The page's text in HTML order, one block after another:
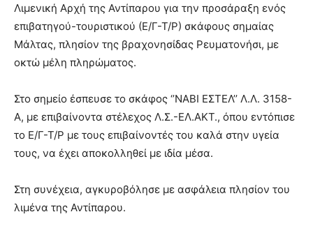
Λιμενική Αρχή της Αντίπαρου για την προσάραξη ενός
επιβατηγού-τουριστικού (Ε/Γ-Τ/Ρ) σκάφους σημαίας
Μάλτας, πλησίον της βραχονησίδας Ρευματονήσι, με
οκτώ μέλη πληρώματος.
Στο σημείο έσπευσε το σκάφος ‘’ΝΑΒΙ ΕΣΤΕΛ’’ Λ.Λ. 3158-
Α, με επιβαίνοντα στέλεχος Λ.Σ.-ΕΛ.ΑΚΤ., όπου εντόπισε
το Ε/Γ-Τ/Ρ με τους επιβαίνοντές του καλά στην υγεία
τους, να έχει αποκολληθεί με ιδία μέσα.
Στη συνέχεια, αγκυροβόλησε με ασφάλεια πλησίον του
λιμένα της Αντίπαρου.